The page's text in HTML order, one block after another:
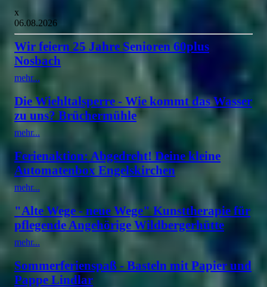
x
06.08.2026
Wir feiern 25 Jahre Senioren 60plus
Nosbach
mehr...
Die Wiehltalsperre - Wie kommt das Wasser
zu uns? Brüchermühle
mehr...
Ferienaktion: Abgedreht! Deine kleine
Automatenbox Engelskirchen
mehr...
"Alte Wege - neue Wege" Kunsttherapie für
pflegende Angehörige Wildbergerhütte
mehr...
Sommerferienspaß - Basteln mit Papier und
Pappe Lindlar